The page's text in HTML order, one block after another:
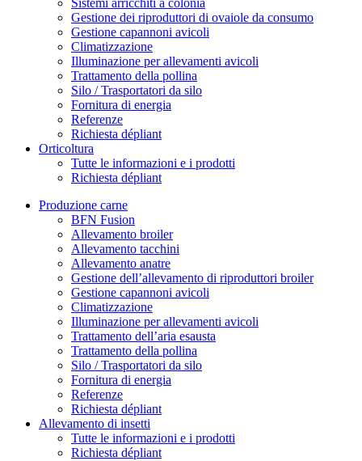
Sistemi arricchiti a colonia
Gestione dei riproduttori di ovaiole da consumo
Gestione capannoni avicoli
Climatizzazione
Illuminazione per allevamenti avicoli
Trattamento della pollina
Silo / Trasportatori da silo
Fornitura di energia
Referenze
Richiesta dépliant
Orticoltura
Tutte le informazioni e i prodotti
Richiesta dépliant
Produzione carne
BFN Fusion
Allevamento broiler
Allevamento tacchini
Allevamento anatre
Gestione dell’allevamento di riproduttori broiler
Gestione capannoni avicoli
Climatizzazione
Illuminazione per allevamenti avicoli
Trattamento dell’aria esausta
Trattamento della pollina
Silo / Trasportatori da silo
Fornitura di energia
Referenze
Richiesta dépliant
Allevamento di insetti
Tutte le informazioni e i prodotti
Richiesta dépliant